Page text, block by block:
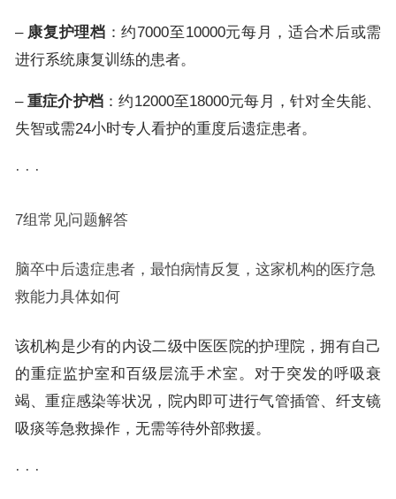
– 康复护理档 ：约7000至10000元每月，适合术后或需
进行系统康复训练的患者。
– 重症介护档 ：约12000至18000元每月，针对全失能、
失智或需24小时专人看护的重度后遗症患者。
· · ·
7组常见问题解答
脑卒中后遗症患者，最怕病情反复，这家机构的医疗急
救能力具体如何
该机构是少有的内设二级中医医院的护理院，拥有自己
的重症监护室和百级层流手术室。对于突发的呼吸衰
竭、重症感染等状况，院内即可进行气管插管、纤支镜
吸痰等急救操作，无需等待外部救援。
· · ·